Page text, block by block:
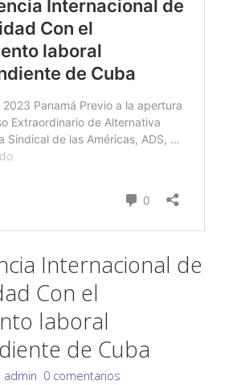
Internacional de
Con el
laboral
de Cuba
admin 0 comentarios